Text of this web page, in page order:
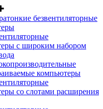
безвентиляторные
с широким набором
компьютеры
со слотами расширения